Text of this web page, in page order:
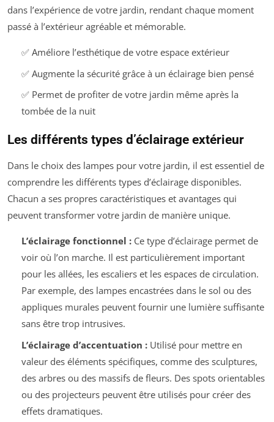
dans l’expérience de votre jardin, rendant chaque moment
passé à l’extérieur agréable et mémorable.
✅ Améliore l’esthétique de votre espace extérieur
✅ Augmente la sécurité grâce à un éclairage bien pensé
✅ Permet de profiter de votre jardin même après la
tombée de la nuit
Les différents types d’éclairage extérieur
Dans le choix des lampes pour votre jardin, il est essentiel de
comprendre les différents types d’éclairage disponibles.
Chacun a ses propres caractéristiques et avantages qui
peuvent transformer votre jardin de manière unique.
L’éclairage fonctionnel :Ce type d’éclairage permet de
voir où l’on marche. Il est particulièrement important
pour les allées, les escaliers et les espaces de circulation.
Par exemple, des lampes encastrées dans le sol ou des
appliques murales peuvent fournir une lumière suffisante
sans être trop intrusives.
L’éclairage d’accentuation :Utilisé pour mettre en
valeur des éléments spécifiques, comme des sculptures,
des arbres ou des massifs de fleurs. Des spots orientables
ou des projecteurs peuvent être utilisés pour créer des
effets dramatiques.